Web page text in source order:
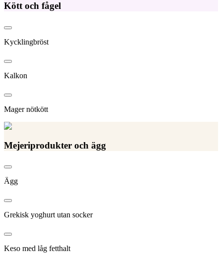
Kött och fågel
Kycklingbröst
Kalkon
Mager nötkött
Mejeriprodukter och ägg
Ägg
Grekisk yoghurt utan socker
Keso med låg fetthalt